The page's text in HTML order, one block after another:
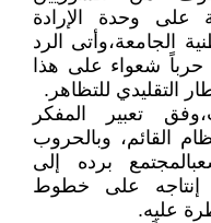
على وحدة الإرادة
الجامعة،وأتى الرد
حرباً شعواء على هذا
التقليدي للتظاهر.
تعبير المفكر
القائم، وبالحروب
برده إلى
إنتاجه على خطوط
عليه.